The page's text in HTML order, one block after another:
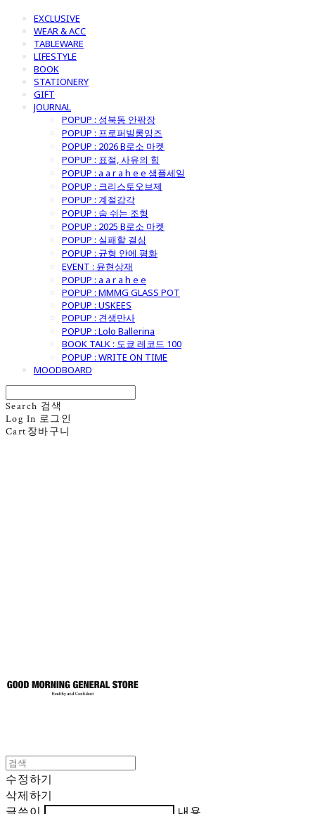
EXCLUSIVE
WEAR & ACC
TABLEWARE
LIFESTYLE
BOOK
STATIONERY
GIFT
JOURNAL
POPUP : 성북동 안팎장
POPUP : 프로퍼빌롱잉즈
POPUP : 2026 B로소 마켓
POPUP : 표절, 사유의 힘
POPUP : a a r a h e e 샘플세일
POPUP : 크리스토오브제
POPUP : 계절감각
POPUP : 숨 쉬는 조형
POPUP : 2025 B로소 마켓
POPUP : 실패할 결심
POPUP : 균형 안에 평화
EVENT : 윤현상재
POPUP : a a r a h e e
POPUP : MMMG GLASS POT
POPUP : USKEES
POPUP : 견생만사
POPUP : Lolo Ballerina
BOOK TALK : 도쿄 레코드 100
POPUP : WRITE ON TIME
MOODBOARD
Search 검색
Log In 로그인
Cart 장바구니
수정하기
삭제하기